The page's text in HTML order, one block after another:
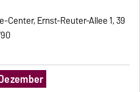
Ernst-Reuter-Allee 1, 39